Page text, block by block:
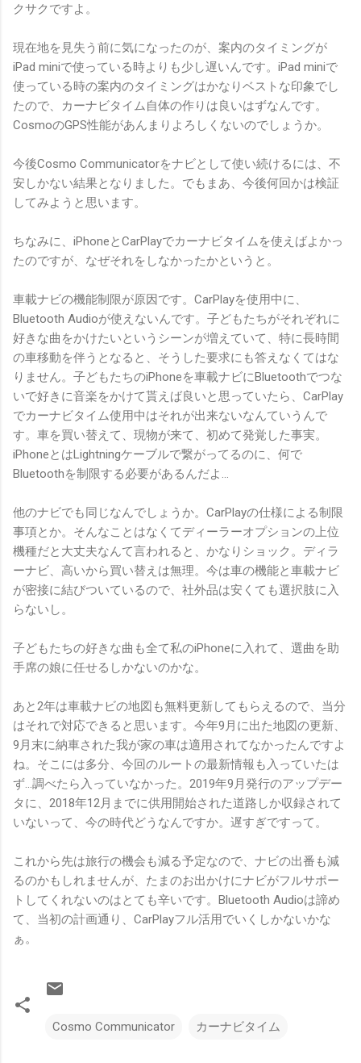
クサクですよ。
現在地を見失う前に気になったのが、案内のタイミングが
iPad miniで使っている時よりも少し遅いんです。iPad miniで
使っている時の案内のタイミングはかなりベストな印象でし
たので、カーナビタイム自体の作りは良いはずなんです。
CosmoのGPS性能があんまりよろしくないのでしょうか。
今後Cosmo Communicatorをナビとして使い続けるには、不
安しかない結果となりました。でもまあ、今後何回かは検証
してみようと思います。
ちなみに、iPhoneとCarPlayでカーナビタイムを使えばよかっ
たのですが、なぜそれをしなかったかというと。
車載ナビの機能制限が原因です。CarPlayを使用中に、
Bluetooth Audioが使えないんです。子どもたちがそれぞれに
好きな曲をかけたいというシーンが増えていて、特に長時間
の車移動を伴うとなると、そうした要求にも答えなくてはな
りません。子どもたちのiPhoneを車載ナビにBluetoothでつな
いで好きに音楽をかけて貰えば良いと思っていたら、CarPlay
でカーナビタイム使用中はそれが出来ないなんていうんで
す。車を買い替えて、現物が来て、初めて発覚した事実。
iPhoneとはLightningケーブルで繋がってるのに、何で
Bluetoothを制限する必要があるんだよ…
他のナビでも同じなんでしょうか。CarPlayの仕様による制限
事項とか。そんなことはなくてディーラーオプションの上位
機種だと大丈夫なんて言われると、かなりショック。ディラ
ーナビ、高いから買い替えは無理。今は車の機能と車載ナビ
が密接に結びついているので、社外品は安くても選択肢に入
らないし。
子どもたちの好きな曲も全て私のiPhoneに入れて、選曲を助
手席の娘に任せるしかないのかな。
あと2年は車載ナビの地図も無料更新してもらえるので、当分
はそれで対応できると思います。今年9月に出た地図の更新、
9月末に納車された我が家の車は適用されてなかったんですよ
ね。そこには多分、今回のルートの最新情報も入っていたは
ず…調べたら入っていなかった。2019年9月発行のアップデー
タに、2018年12月までに供用開始された道路しか収録されて
いないって、今の時代どうなんですか。遅すぎですって。
これから先は旅行の機会も減る予定なので、ナビの出番も減
るのかもしれませんが、たまのお出かけにナビがフルサポー
トしてくれないのはとても辛いです。Bluetooth Audioは諦め
て、当初の計画通り、CarPlayフル活用でいくしかないかな
ぁ。
Cosmo Communicator カーナビタイム